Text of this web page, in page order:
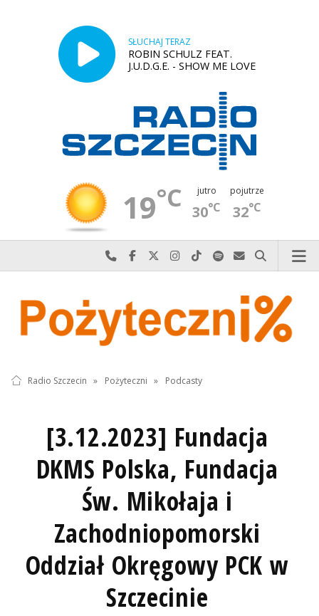
SŁUCHAJ TERAZ
ROBIN SCHULZ FEAT.
J.U.D.G.E. - SHOW ME LOVE
19°C jutro
30°C
pojutrze
32°C
Najlepiej po prostu do nas zadzwoń
Odwiedź nas na Facebook-u
Odwiedź nas na X
Odwiedź nas na Instagram-ie
Odwiedź nas na TikTok-u
Szukaj nas na Spotify
Wyślij do nas
Szukaj
Radio Szczecin » Pożyteczni » Podcasty
[3.12.2023] Fundacja
DKMS Polska, Fundacja
Św. Mikołaja i
Zachodniopomorski
Oddział Okręgowy PCK w
Szczecinie